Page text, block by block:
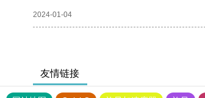
2024-01-04
友情链接